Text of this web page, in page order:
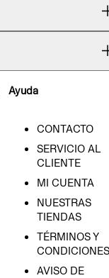
Ayuda
CONTACTO
SERVICIO AL
CLIENTE
MI CUENTA
NUESTRAS
TIENDAS
TÉRMINOS Y
CONDICIONES
AVISO DE